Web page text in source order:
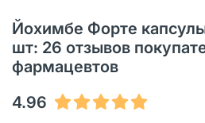
Йохимбе Форте
шт: 26 отзывов
фармацевтов
4.96